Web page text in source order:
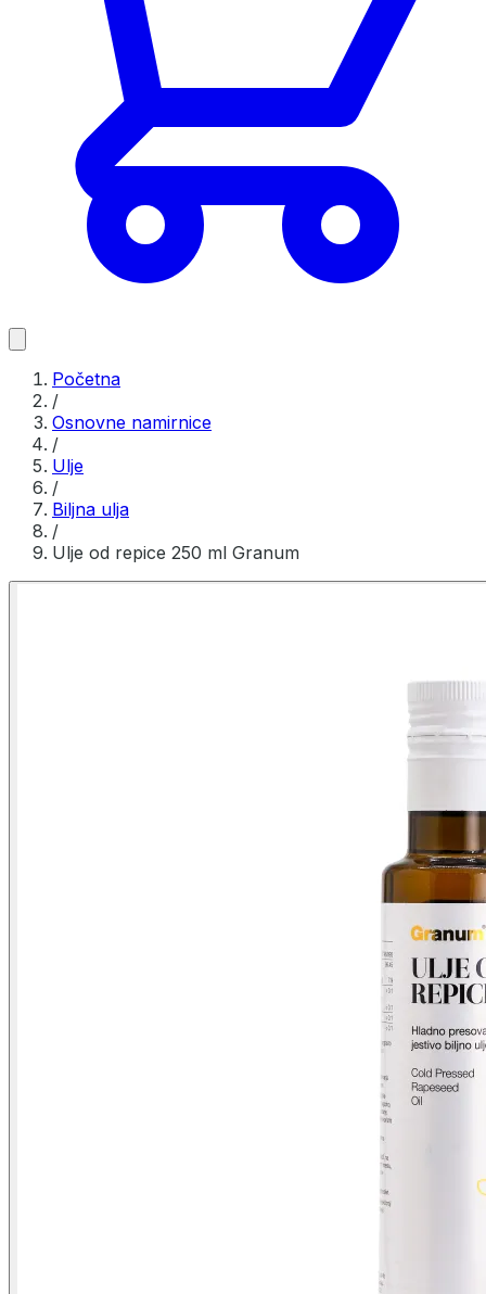
Početna
/
Osnovne namirnice
/
Ulje
/
Biljna ulja
/
Ulje od repice 250 ml Granum